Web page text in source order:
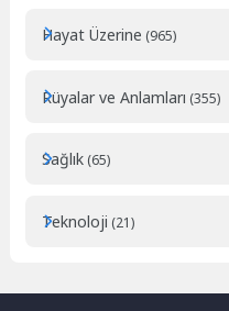
Hayat Üzerine (965)
Rüyalar ve Anlamları (355)
Sağlık (65)
Teknoloji (21)